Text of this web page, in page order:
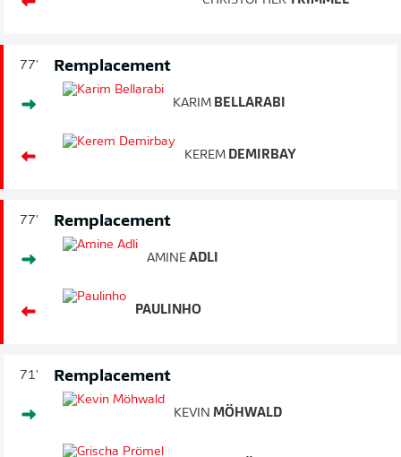
77' Remplacement
KARIM BELLARABI
KEREM DEMIRBAY
77' Remplacement
AMINE ADLI
PAULINHO
71' Remplacement
KEVIN MÖHWALD